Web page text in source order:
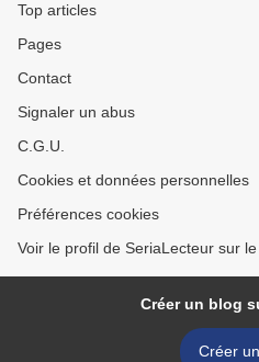
Top articles
Pages
Contact
Signaler un abus
C.G.U.
Cookies et données personnelles
Préférences cookies
Voir le profil de SeriaLecteur sur
Créer un blog
Créer